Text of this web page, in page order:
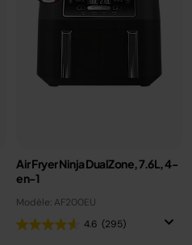
Air Fryer Ninja DualZone, 7.6L, 4-
en-1
Modèle: AF200EU
4.6 (295)